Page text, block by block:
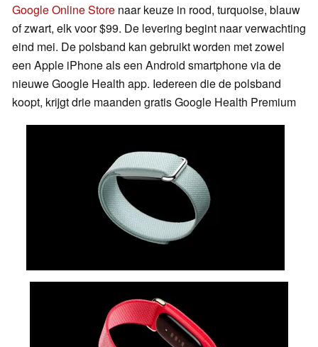
Google Online Store naar keuze in rood, turquoise, blauw
of zwart, elk voor $99. De levering begint naar verwachting
eind mei. De polsband kan gebruikt worden met zowel
een Apple iPhone als een Android smartphone via de
nieuwe Google Health app. Iedereen die de polsband
koopt, krijgt drie maanden gratis Google Health Premium